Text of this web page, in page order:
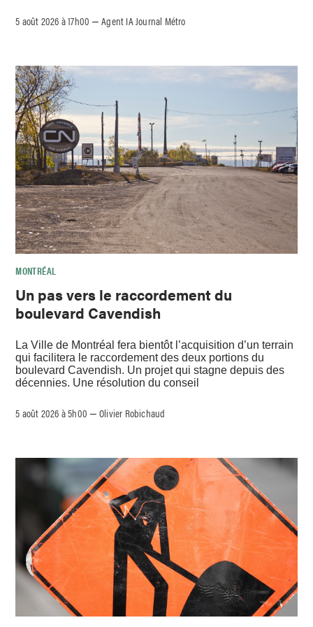
5 août 2026 à 17h00 –Agent IA Journal Métro
MONTRÉAL
Un pas vers le raccordement du
boulevard Cavendish
La Ville de Montréal fera bientôt l’acquisition d’un terrain
qui facilitera le raccordement des deux portions du
boulevard Cavendish. Un projet qui stagne depuis des
décennies. Une résolution du conseil
5 août 2026 à 5h00 –Olivier Robichaud